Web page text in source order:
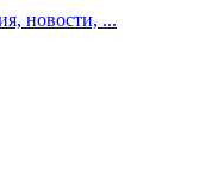
новости, ...